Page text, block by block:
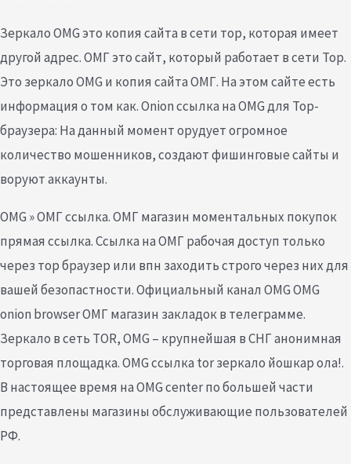
Зеркало OMG это копия сайта в сети тор, которая имеет
другой адрес. ОМГ это сайт, который работает в сети Тор.
Это зеркало OMG и копия сайта ОМГ. На этом сайте есть
информация о том как. Onion ссылка на OMG для Тор-
браузера: На данный момент орудует огромное
количество мошенников, создают фишинговые сайты и
воруют аккаунты.
OMG » ОМГ ссылка. ОМГ магазин моментальных покупок
прямая ссылка. Ссылка на ОМГ рабочая доступ только
через тор браузер или впн заходить строго через них для
вашей безопастности. Официальный канал OMG OMG
onion browser ОМГ магазин закладок в телеграмме.
Зеркало в сеть TOR, OMG – крупнейшая в СНГ анонимная
торговая площадка. OMG ссылка tor зеркало йошкар ола!.
В настоящее время на OMG center по большей части
представлены магазины обслуживающие пользователей
РФ.